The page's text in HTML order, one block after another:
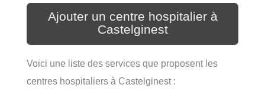
Ajouter un centre hospitalier à
Castelginest
Voici une liste des services que proposent les
centres hospitaliers à Castelginest :